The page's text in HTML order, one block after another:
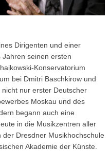
Dirigenten und einer
seinen ersten
Konservatorium
bei Dmitri Baschkirow und
nicht nur erster Deutscher
Moskau und des
begann auch eine
in die Musikzentren aller
Dresdner Musikhochschule
Akademie der Künste.